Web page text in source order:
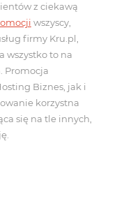
z ciekawą
wszyscy,
firmy Kru.pl,
wszystko to na
Promocja
Biznes, jak i
korzystna
się na tle innych,